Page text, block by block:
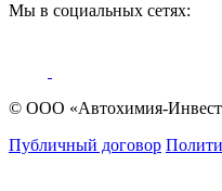
Мы в социальных сетях:
© ООО «Автохимия-
Публичный договор